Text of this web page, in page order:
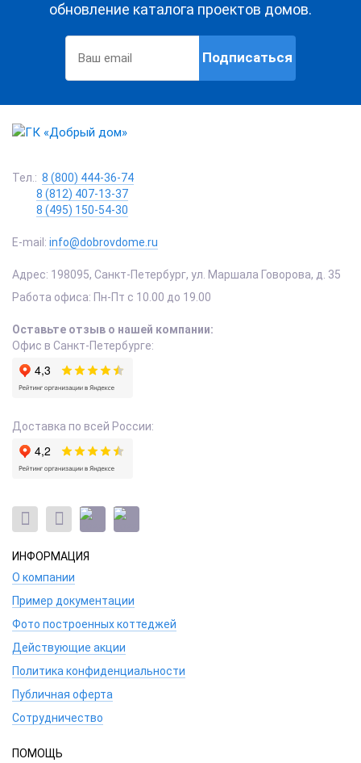
обновление каталога проектов домов.
Подписаться
Тел.: 8 (800) 444-36-74
8 (812) 407-13-37
8 (495) 150-54-30
E-mail: info@dobrovdome.ru
Адрес: 198095, Санкт-Петербург, ул. Маршала Говорова, д. 35
Работа офиса: Пн-Пт с 10.00 до 19.00
Оставьте отзыв о нашей компании:
Офис в Санкт-Петербурге:
Доставка по всей России:
ИНФОРМАЦИЯ
О компании
Пример документации
Фото построенных коттеджей
Действующие акции
Политика конфиденциальности
Публичная оферта
Сотрудничество
ПОМОЩЬ